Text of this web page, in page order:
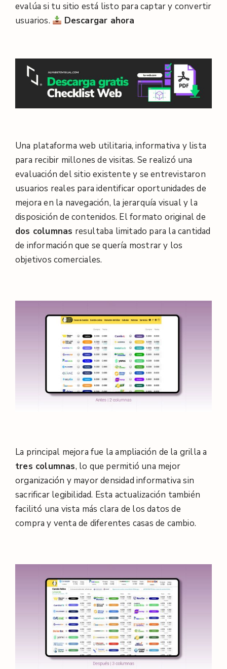
evalúa si tu sitio está listo para captar y convertir
usuarios.
Descargar ahora
Una plataforma web utilitaria, informativa y lista
para recibir millones de visitas. Se realizó una
evaluación del sitio existente y se entrevistaron
usuarios reales para identificar oportunidades de
mejora en la navegación, la jerarquía visual y la
disposición de contenidos. El formato original de
dos columnas resultaba limitado para la cantidad
de información que se quería mostrar y los
objetivos comerciales.
La principal mejora fue la ampliación de la grilla a
tres columnas, lo que permitió una mejor
organización y mayor densidad informativa sin
sacrificar legibilidad. Esta actualización también
facilitó una vista más clara de los datos de
compra y venta de diferentes casas de cambio.